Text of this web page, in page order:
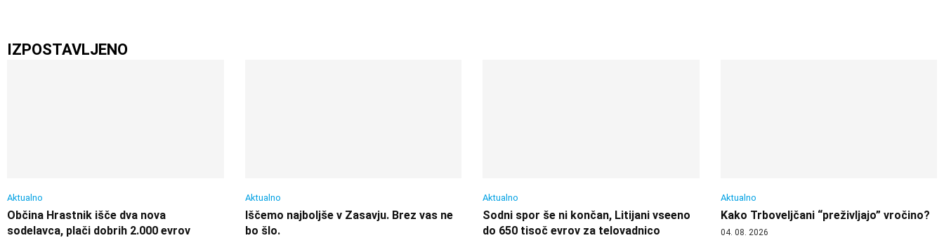
IZPOSTAVLJENO
Aktualno
Občina Hrastnik išče dva nova
sodelavca, plači dobrih 2.000 evrov
Aktualno
Iščemo najboljše v Zasavju. Brez vas ne
bo šlo.
Aktualno
Sodni spor še ni končan, Litijani vseeno
do 650 tisoč evrov za telovadnico
Aktualno
Kako Trboveljčani “preživljajo” vročino?
04. 08. 2026